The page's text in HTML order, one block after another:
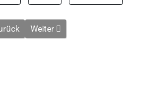
Beitrag: Kinderbowle
Nächster Beitrag: Miss Piggy
Weiter